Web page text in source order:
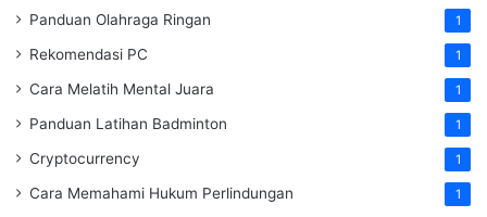
Panduan Olahraga Ringan 1
Rekomendasi PC 1
Cara Melatih Mental Juara 1
Panduan Latihan Badminton 1
Cryptocurrency 1
Cara Memahami Hukum Perlindungan 1